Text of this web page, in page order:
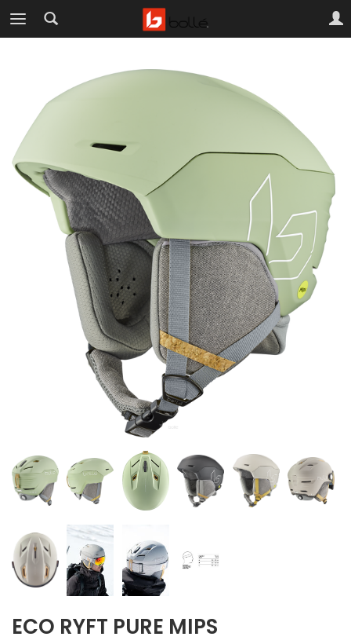
ECO RYFT PURE MIPS